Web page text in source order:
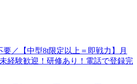
／【中型8t限定以上＝即戦力】月
経験歓迎！研修あり！電話で登録完